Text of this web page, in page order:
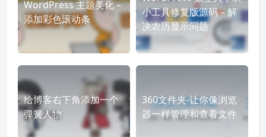
WordPress 主题美化 –
添加彩色滚动条
小工具修复版源码 – 解
决农历显示问题
给博客右下角添加一个
弹簧人物
360文件夹-让你像浏览
器一样管理和查看文件